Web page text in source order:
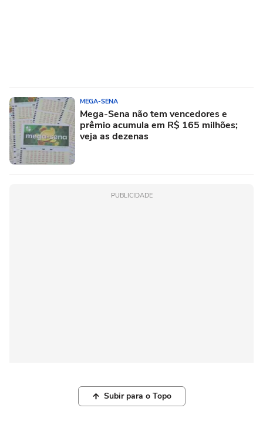
MEGA-SENA
Mega-Sena não tem vencedores e
prêmio acumula em R$ 165 milhões;
veja as dezenas
PUBLICIDADE
Subir para o Topo